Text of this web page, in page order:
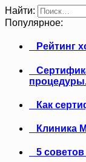
Найти:
Популярное:
Рейтинг
Как
Клиника
5